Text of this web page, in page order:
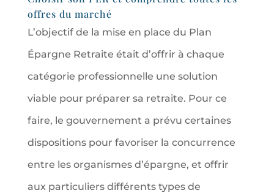
offres du marché
L’objectif de la mise en place du Plan
Épargne Retraite était d’offrir à chaque
catégorie professionnelle une solution
viable pour préparer sa retraite. Pour ce
faire, le gouvernement a prévu certaines
dispositions pour favoriser la concurrence
entre les organismes d’épargne, et offrir
aux particuliers différents types de